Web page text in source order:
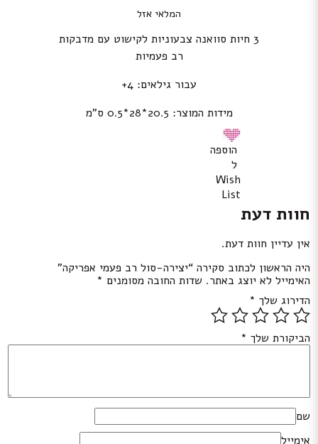
המלאי אזל
3 חיות סוואנה צבעוניות לקישוט עם מדבקות
רב פעמיות
עבור גילאים: 4+
מידות המוצר: 20.5*28*0.5 ס”מ
הוספה
ל
Wish
List
חוות דעת
אין עדיין חוות דעת.
היה הראשון לכתוב סקירה “יצירה-סול רב פעמי אפריקה”
האימייל לא יוצג באתר. שדות החובה מסומנים *
הדירוג שלך *
הביקורת שלך *
שם
אימייל